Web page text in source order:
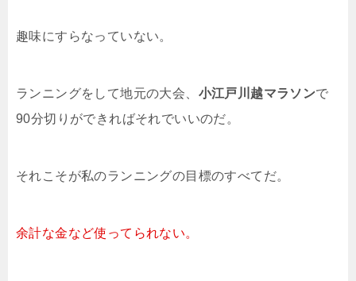
趣味にすらなっていない。
ランニングをして地元の大会、 小江戸川越マラソンで
90分切りができればそれでいいのだ。
それこそが私のランニングの目標のすべてだ。
余計な金など使ってられない。